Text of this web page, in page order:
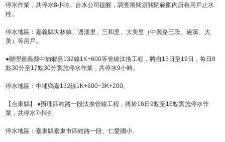
停水作業，共停水8小時。台水公司提醒，調查期間須關閉範圍內所有用戶止水
栓。
停水地區：嘉義縣大林鎮、過溪里、三和里、大美里（中興路三段、過溪、大
美）等用戶。
●辦理嘉義縣中埔鄉嘉132線1K+600等管線汰換工程，將自15日至19日，每日8
點30分至17點30分實施停水作業，共停水9小時。
停水地區：中埔鄉嘉132線1K+600~3K+200。
【台東縣】 ●辦理四維路一段汰換管線工程，將於16日9點至16點實施停水作
業，共停水7小時。
停水地區：臺東縣臺東市四維路一段、仁愛國小。